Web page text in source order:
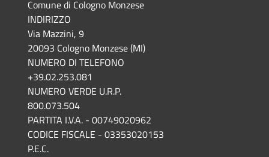
Comune di Cologno Monzese
INDIRIZZO
Via Mazzini, 9
20093 Cologno Monzese (MI)
NUMERO DI TELEFONO
+39.02.253.081
NUMERO VERDE U.R.P.
800.073.504
PARTITA I.V.A. - 00749020962
CODICE FISCALE - 03353020153
P.E.C.